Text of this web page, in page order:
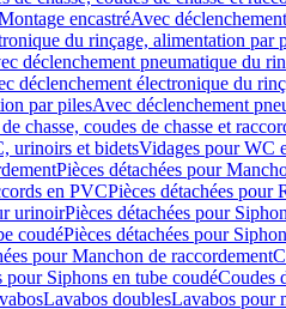
encastréAvec
du rinçage, alimentation par
déclenchement pneumatique du
déclenchement électronique du
par pilesAvec déclenchement
chasse, coudes de chasse et
urinoirs et bidetsVidages pour WC
Pièces détachées pour
en PVCPièces détachées pour
urinoirPièces détachées pour
coudéPièces détachées pour
pour Manchon de raccordement
pour Siphons en tube coudéCoudes
Lavabos doublesLavabos pour